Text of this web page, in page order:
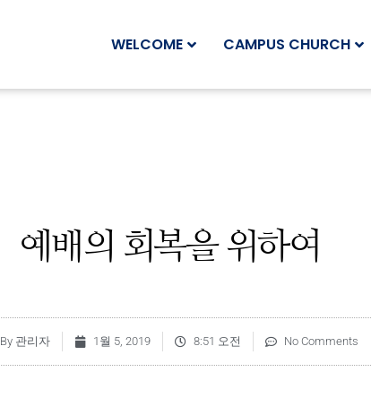
WELCOME CAMPUS CHURCH
예배의 회복을 위하여
By관리자 1월 5, 2019 8:51 오전 No Comments